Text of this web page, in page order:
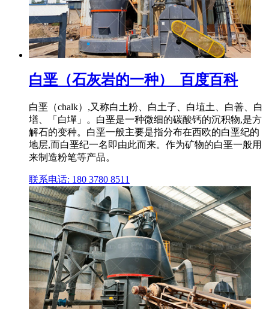
白垩（石灰岩的一种）_百度百科
白垩（chalk）,又称白土粉、白土子、白埴土、白善、白
墡、「白墠」。白垩是一种微细的碳酸钙的沉积物,是方
解石的变种。白垩一般主要是指分布在西欧的白垩纪的
地层,而白垩纪一名即由此而来。作为矿物的白垩一般用
来制造粉笔等产品。
联系电话: 180 3780 8511